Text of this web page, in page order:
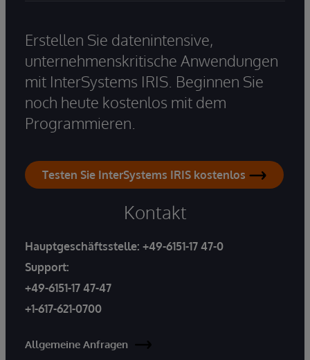
Erstellen Sie datenintensive,
unternehmenskritische Anwendungen
mit InterSystems IRIS. Beginnen Sie
noch heute kostenlos mit dem
Programmieren.
Testen Sie InterSystems IRIS kostenlos
Kontakt
Hauptgeschäftsstelle: +49-6151-17 47-0
Support:
+49-6151-17 47-47
+1-617-621-0700
Allgemeine Anfragen